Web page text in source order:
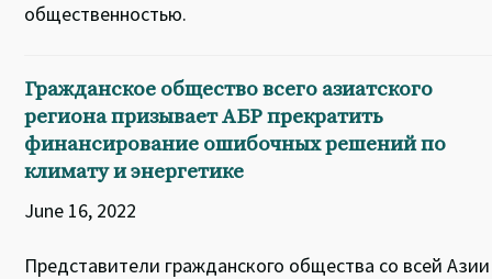
общественностью.
Гражданское общество всего азиатского
региона призывает АБР прекратить
финансирование ошибочных решений по
климату и энергетике
June 16, 2022
Представители гражданского общества со всей Азии